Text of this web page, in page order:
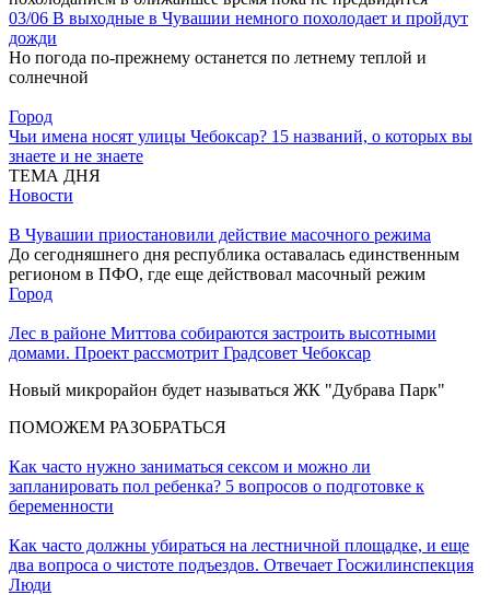
03/06 В выходные в Чувашии немного похолодает и пройдут
дожди
Но погода по-прежнему останется по летнему теплой и
солнечной
Город
Чьи имена носят улицы Чебоксар? 15 названий, о которых вы
знаете и не знаете
ТЕМА ДНЯ
Новости
В Чувашии приостановили действие масочного режима
До сегодняшнего дня республика оставалась единственным
регионом в ПФО, где еще действовал масочный режим
Город
Лес в районе Миттова собираются застроить высотными
домами. Проект рассмотрит Градсовет Чебоксар
Новый микрорайон будет называться ЖК "Дубрава Парк"
ПОМОЖЕМ РАЗОБРАТЬСЯ
Как часто нужно заниматься сексом и можно ли
запланировать пол ребенка? 5 вопросов о подготовке к
беременности
Как часто должны убираться на лестничной площадке, и еще
два вопроса о чистоте подъездов. Отвечает Госжилинспекция
Люди